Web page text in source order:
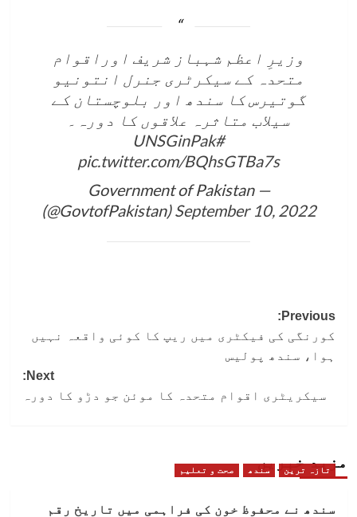
وزیرِ اعظم شہباز شریف اوراقوام
متحدہ کے سیکرٹری جنرل انتونیو
گوتیرس کا سندھ اور بلوچستان کے
سیلاب متاثرہ علاقوں کا دورہ۔
#UNSGinPak
pic.twitter.com/BQhsGTBa7s
— Government of Pakistan
(@GovtofPakistan)September 10, 2022
Post
navigation
Previous:
کورنگی کی فیکٹری میں ریپ کا کوئی واقعہ نہیں
ہوا، سندھ پولیس
Next:
سیکریٹری اقوام متحدہ کا موئن جو دڑو کا دورہ
مزید خبریں
تازہ ترین سندھ صحت و تعلیم
سندھ نے محفوظ خون کی فراہمی میں تاریخ رقم